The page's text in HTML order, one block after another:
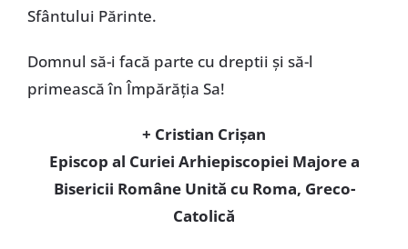
Sfântului Părinte.
Domnul să-i facă parte cu dreptii și să-l
primească în Împărăția Sa!
+ Cristian Crișan
Episcop al Curiei Arhiepiscopiei Majore a
Bisericii Române Unită cu Roma, Greco-
Catolică